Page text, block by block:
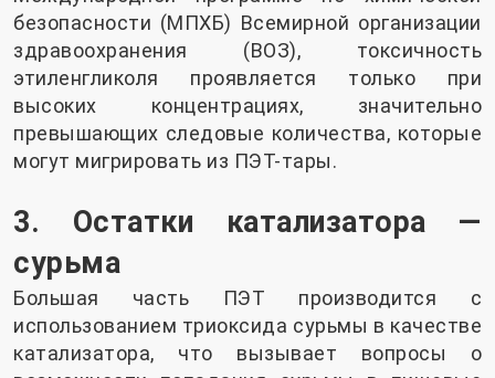
безопасности (МПХБ) Всемирной организации
здравоохранения (ВОЗ), токсичность
этиленгликоля проявляется только при
высоких концентрациях, значительно
превышающих следовые количества, которые
могут мигрировать из ПЭТ-тары.
3. Остатки катализатора —
сурьма
Большая часть ПЭТ производится с
использованием триоксида сурьмы в качестве
катализатора, что вызывает вопросы о